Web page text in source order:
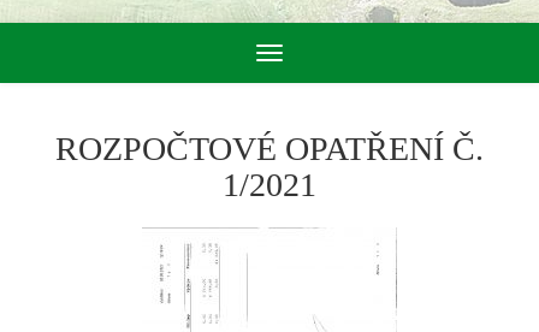
Toggle
navigation
ROZPOČTOVÉ OPATŘENÍ Č.
1/2021